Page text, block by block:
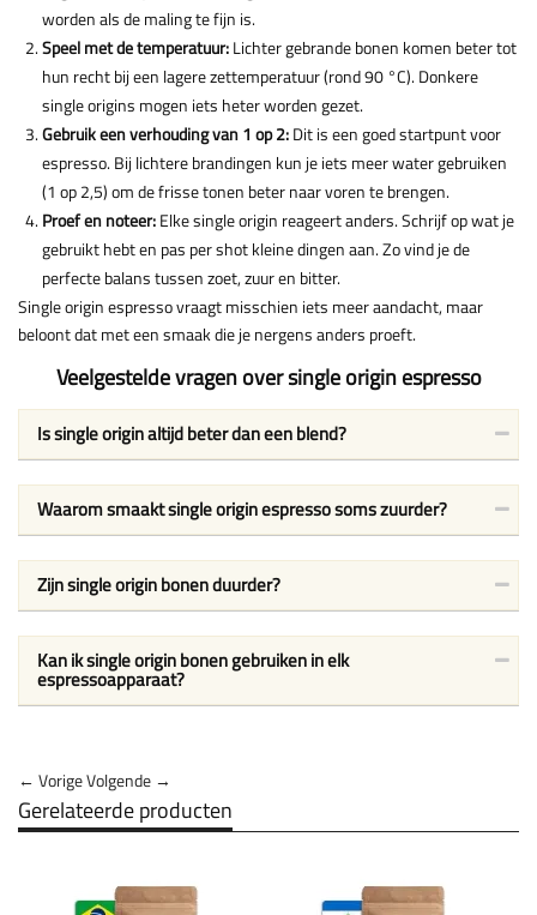
worden als de maling te fijn is.
Speel met de temperatuur:Lichter gebrande bonen komen beter tot
hun recht bij een lagere zettemperatuur (rond 90 °C). Donkere
single origins mogen iets heter worden gezet.
Gebruik een verhouding van 1 op 2:Dit is een goed startpunt voor
espresso. Bij lichtere brandingen kun je iets meer water gebruiken
(1 op 2,5) om de frisse tonen beter naar voren te brengen.
Proef en noteer:Elke single origin reageert anders. Schrijf op wat je
gebruikt hebt en pas per shot kleine dingen aan. Zo vind je de
perfecte balans tussen zoet, zuur en bitter.
Single origin espresso vraagt misschien iets meer aandacht, maar
beloont dat met een smaak die je nergens anders proeft.
Veelgestelde vragen over single origin espresso
Is single origin altijd beter dan een blend?
Waarom smaakt single origin espresso soms zuurder?
Zijn single origin bonen duurder?
Kan ik single origin bonen gebruiken in elk
espressoapparaat?
← VorigeVolgende →
Gerelateerde producten